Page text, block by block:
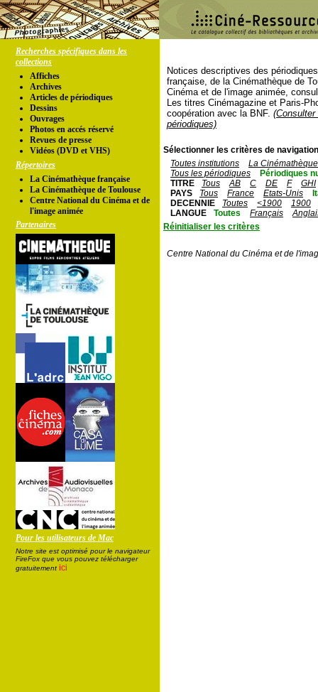
Recherches spécifiques dans les
collections
Affiches
Archives
Articles de périodiques
Dessins
Ouvrages
Photos en accés réservé
Revues de presse
Vidéos (DVD et VHS)
Répertoires
La Cinémathèque française
La Cinémathèque de Toulouse
Centre National du Cinéma et de
l'image animée
Partenaires
Pour les utilisateurs de Mac
Notre site est optimisé pour le navigateur
FireFox que vous pouvez télécharger
gratuitement ici
Notices descriptives des
française, de la Cinémathèque de
Cinéma et de l'image animée,
Les titres Cinémagazine et Paris-
coopération avec la BNF.
périodiques)
Sélectionner les critères de
Toutes institutions
La
Tous les périodiques
Périodiques
TITRE
Tous AB C DE F
GHI
PAYS
Tous France Etats-Unis
DECENNIE
Toutes <1900
1900
LANGUE
Toutes Français
Réinitialiser les critères
Centre National du Cinéma et de